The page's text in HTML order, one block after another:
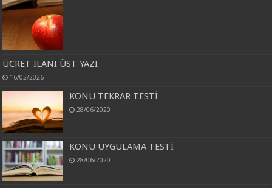
ÜCRET İLANI ÜST YAZI
16/02/2026
KONU TEKRAR TESTİ
28/06/2020
KONU UYGULAMA TESTİ
28/06/2020